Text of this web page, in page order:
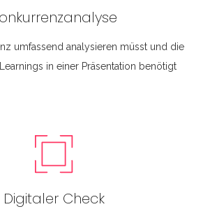
umfassend analysieren müsst und die
in einer Präsentation benötigt
Digitaler Check